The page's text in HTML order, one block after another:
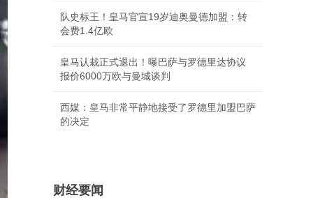
队史标王！皇马官宣19岁迪奥曼德加盟：转
会费1.4亿欧
皇马认栽正式退出！曝巴萨与罗德里达协议
报价6000万欧与曼城谈判
西媒：皇马非常平静地接受了罗德里加盟巴萨
的决定
财经要闻